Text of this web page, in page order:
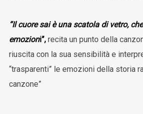
“Il cuore sai è una scatola di vetro,
emozioni”, recita un punto della
riuscita con la sua sensibilità e
“trasparenti” le emozioni della storia
canzone”